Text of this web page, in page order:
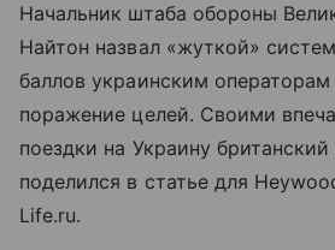
Начальник штаба обороны
Найтон назвал «жуткой»
баллов украинским
поражение целей. Своими
поездки на Украину британский
поделился в статье для
Life.ru.